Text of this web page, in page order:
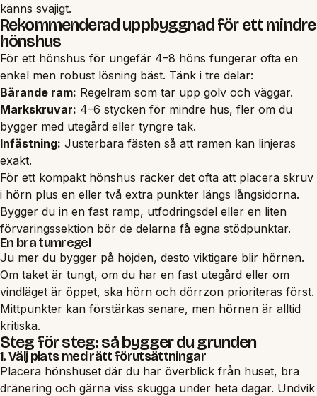
känns svajigt.
Rekommenderad uppbyggnad för ett mindre
hönshus
För ett hönshus för ungefär 4–8 höns fungerar ofta en
enkel men robust lösning bäst. Tänk i tre delar:
Bärande ram: Regelram som tar upp golv och väggar.
Markskruvar: 4–6 stycken för mindre hus, fler om du
bygger med utegård eller tyngre tak.
Infästning: Justerbara fästen så att ramen kan linjeras
exakt.
För ett kompakt hönshus räcker det ofta att placera skruv
i hörn plus en eller två extra punkter längs långsidorna.
Bygger du in en fast ramp, utfodringsdel eller en liten
förvaringssektion bör de delarna få egna stödpunktar.
En bra tumregel
Ju mer du bygger på höjden, desto viktigare blir hörnen.
Om taket är tungt, om du har en fast utegård eller om
vindläget är öppet, ska hörn och dörrzon prioriteras först.
Mittpunkter kan förstärkas senare, men hörnen är alltid
kritiska.
Steg för steg: så bygger du grunden
1. Välj plats med rätt förutsättningar
Placera hönshuset där du har överblick från huset, bra
dränering och gärna viss skugga under heta dagar. Undvik